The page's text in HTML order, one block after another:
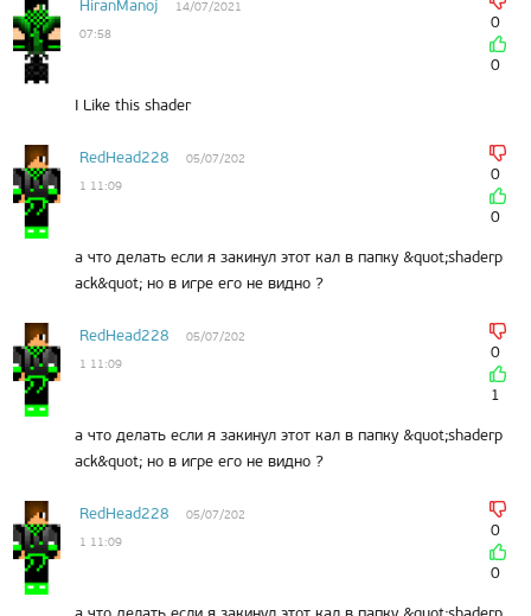
HiranManoj
14/07/2021
07:58
0
0
I Like this shader
RedHead228
05/07/202
1 11:09
0
0
а что делать если я закинул этот кал в папку &quot;shaderp
ack&quot; но в игре его не видно ?
RedHead228
05/07/202
1 11:09
0
1
а что делать если я закинул этот кал в папку &quot;shaderp
ack&quot; но в игре его не видно ?
RedHead228
05/07/202
1 11:09
0
0